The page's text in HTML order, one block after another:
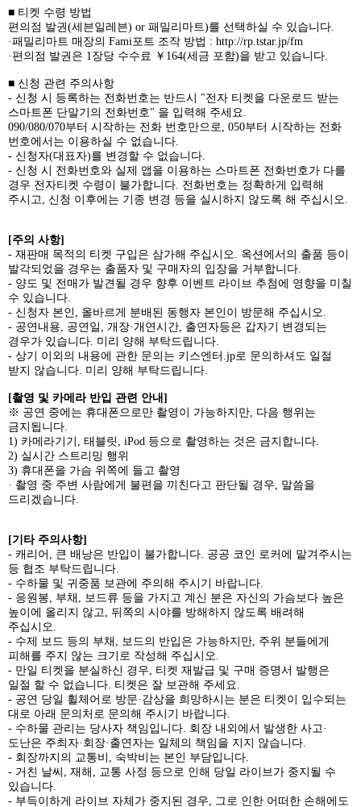
■ 티켓 수령 방법
편의점 발권(세븐일레븐) or 패밀리마트)를 선택하실 수 있습니다.
·패밀리마트 매장의 Fami포트 조작 방법 : http://rp.tstar.jp/fm
·편의점 발권은 1장당 수수료 ￥ 164(세금 포함)을 받고 있습니다.
■ 신청 관련 주의사항
- 신청 시 등록하는 전화번호는 반드시 "전자 티켓을 다운로드 받는
스마트폰 단말기의 전화번호" 을 입력해 주세요.
090/080/070부터 시작하는 전화 번호만으로, 050부터 시작하는 전화
번호에서는 이용하실 수 없습니다.
- 신청자(대표자)를 변경할 수 없습니다.
- 신청 시 전화번호와 실제 앱을 이용하는 스마트폰 전화번호가 다를
경우 전자티켓 수령이 불가합니다. 전화번호는 정확하게 입력해
주시고, 신청 이후에는 기종 변경 등을 실시하지 않도록 해 주십시오.
[주의 사항]
- 재판매 목적의 티켓 구입은 삼가해 주십시오. 옥션에서의 출품 등이
발각되었을 경우는 출품자 및 구매자의 입장을 거부합니다.
- 양도 및 전매가 발견될 경우 향후 이벤트 라이브 추첨에 영향을 미칠
수 있습니다.
- 신청자 본인 , 올바르게 분배된 동행자 본인이 방문해 주십시오.
- 공연내용, 공연일 , 개장·개연시간, 출연자등은 갑자기 변경되는
경우가 있습니다. 미리 양해 부탁드립니다.
- 상기 이외의 내용에 관한 문의는 키스엔터 .jp로 문의하셔도 일절
받지 않습니다. 미리 양해 부탁드립니다.
[촬영 및 카메라 반입 관련 안내 ]
※ 공연 중에는 휴대폰으로만 촬영이 가능하지만, 다음 행위는
금지됩니다.
1) 카메라기기 , 태블릿 , iPod 등으로 촬영하는 것은 금지합니다.
2) 실시간 스트리밍 행위
3) 휴대폰을 가슴 위쪽에 들고 촬영
· 촬영 중 주변 사람에게 불편을 끼친다고 판단될 경우, 말씀을
드리겠습니다.
[기타 주의사항]
- 캐리어 , 큰 배낭은 반입이 불가합니다. 공공 코인 로커에 맡겨주시는
등 협조 부탁드립니다.
- 수하물 및 귀중품 보관에 주의해 주시기 바랍니다.
- 응원봉, 부채 , 보드류 등을 가지고 계신 분은 자신의 가슴보다 높은
높이에 올리지 않고, 뒤쪽의 시야를 방해하지 않도록 배려해
주십시오.
- 수제 보드 등의 부채 , 보드의 반입은 가능하지만, 주위 분들에게
피해를 주지 않는 크기로 작성해 주십시오.
- 만일 티켓을 분실하신 경우, 티켓 재발급 및 구매 증명서 발행은
일절 할 수 없습니다. 티켓은 잘 보관해 주세요.
- 공연 당일 휠체어로 방문·감상을 희망하시는 분은 티켓이 입수되는
대로 아래 문의처로 문의해 주시기 바랍니다.
- 수하물 관리는 당사자 책임입니다. 회장 내외에서 발생한 사고·
도난은 주최자·회장·출연자는 일체의 책임을 지지 않습니다.
- 회장까지의 교통비 , 숙박비는 본인 부담입니다.
- 거친 날씨 , 재해 , 교통 사정 등으로 인해 당일 라이브가 중지될 수
있습니다.
- 부득이하게 라이브 자체가 중지된 경우, 그로 인한 어떠한 손해에도